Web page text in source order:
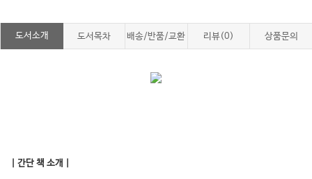
도서소개 도서목차 배송/반품/교환 리뷰(0) 상품문의
｜간단 책 소개｜